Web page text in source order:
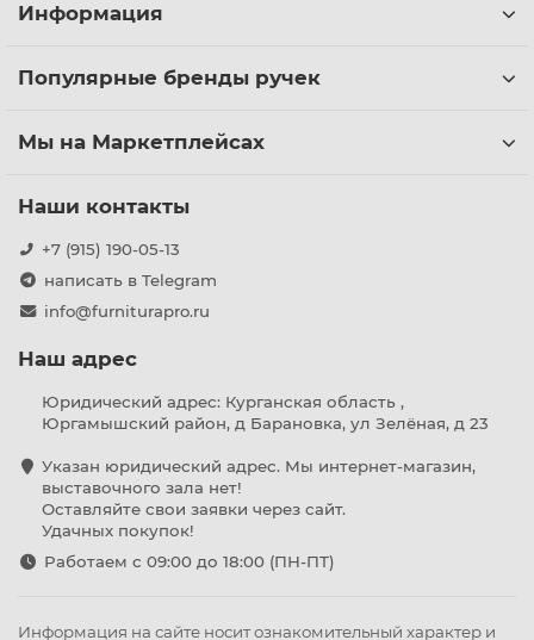
Информация
Популярные бренды ручек
Мы на Маркетплейсах
Наши контакты
+7 (915) 190-05-13
написать в Telegram
info@furniturapro.ru
Наш адрес
Юридический адрес: Курганская область ,
Юргамышский район, д Барановка, ул Зелёная, д 23
Указан юридический адрес. Мы интернет-магазин,
выставочного зала нет!
Оставляйте свои заявки через сайт.
Удачных покупок!
Работаем с 09:00 до 18:00 (ПН-ПТ)
Информация на сайте носит ознакомительный характер и